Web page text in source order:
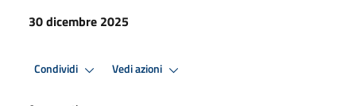
30 dicembre 2025
Condividi Vedi azioni